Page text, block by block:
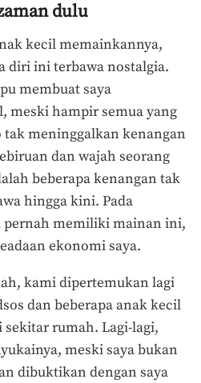
dulu
kecil memainkannya,
diri ini terbawa nostalgia.
membuat saya
meski hampir semua yang
meninggalkan kenangan
dan wajah seorang
beberapa kenangan tak
hingga kini. Pada
pernah memiliki mainan ini,
ekonomi saya.
kami dipertemukan lagi
dan beberapa anak kecil
rumah. Lagi-lagi,
meski saya bukan
dibuktikan dengan saya